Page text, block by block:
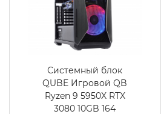
Системный блок
QUBE Игровой QB
Ryzen 9 5950X RTX
3080 10GB 164